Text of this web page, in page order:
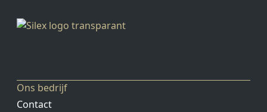
Ons bedrijf
Contact